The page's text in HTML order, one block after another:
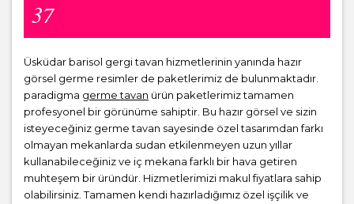
37
Üsküdar barisol gergi tavan hizmetlerinin yanında hazır
görsel germe resimler de paketlerimiz de bulunmaktadır.
paradigma germe tavan ürün paketlerimiz tamamen
profesyonel bir görünüme sahiptir. Bu hazır görsel ve sizin
isteyeceğiniz germe tavan sayesinde özel tasarımdan farkı
olmayan mekanlarda sudan etkilenmeyen uzun yıllar
kullanabileceğiniz ve iç mekana farklı bir hava getiren
muhteşem bir üründür. Hizmetlerimizi makul fiyatlara sahip
olabilirsiniz. Tamamen kendi hazırladığımız özel işçilik ve